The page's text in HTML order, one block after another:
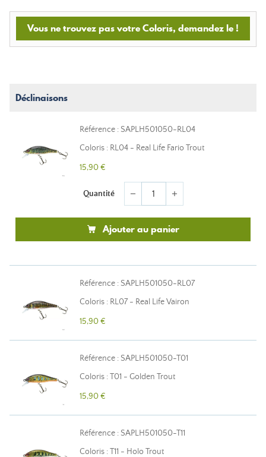
Vous ne trouvez pas votre Coloris, demandez le !
Déclinaisons
Référence : SAPLH501050-RL04
Coloris : RL04 - Real Life Fario Trout
15,90 €
Quantité remove add
Ajouter au panier
Référence : SAPLH501050-RL07
Coloris : RL07 - Real Life Vairon
15,90 €
Référence : SAPLH501050-T01
Coloris : T01 - Golden Trout
15,90 €
Référence : SAPLH501050-T11
Coloris : T11 - Holo Trout